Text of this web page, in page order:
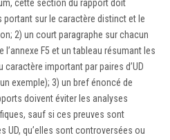
cette section du rapport doit
sur le caractère distinct et le
2) un court paragraphe sur chacun
F5 et un tableau résumant les
important par paires d’UD
exemple); 3) un bref énoncé de
doivent éviter les analyses
sauf si ces preuves sont
UD, qu’elles sont controversées ou